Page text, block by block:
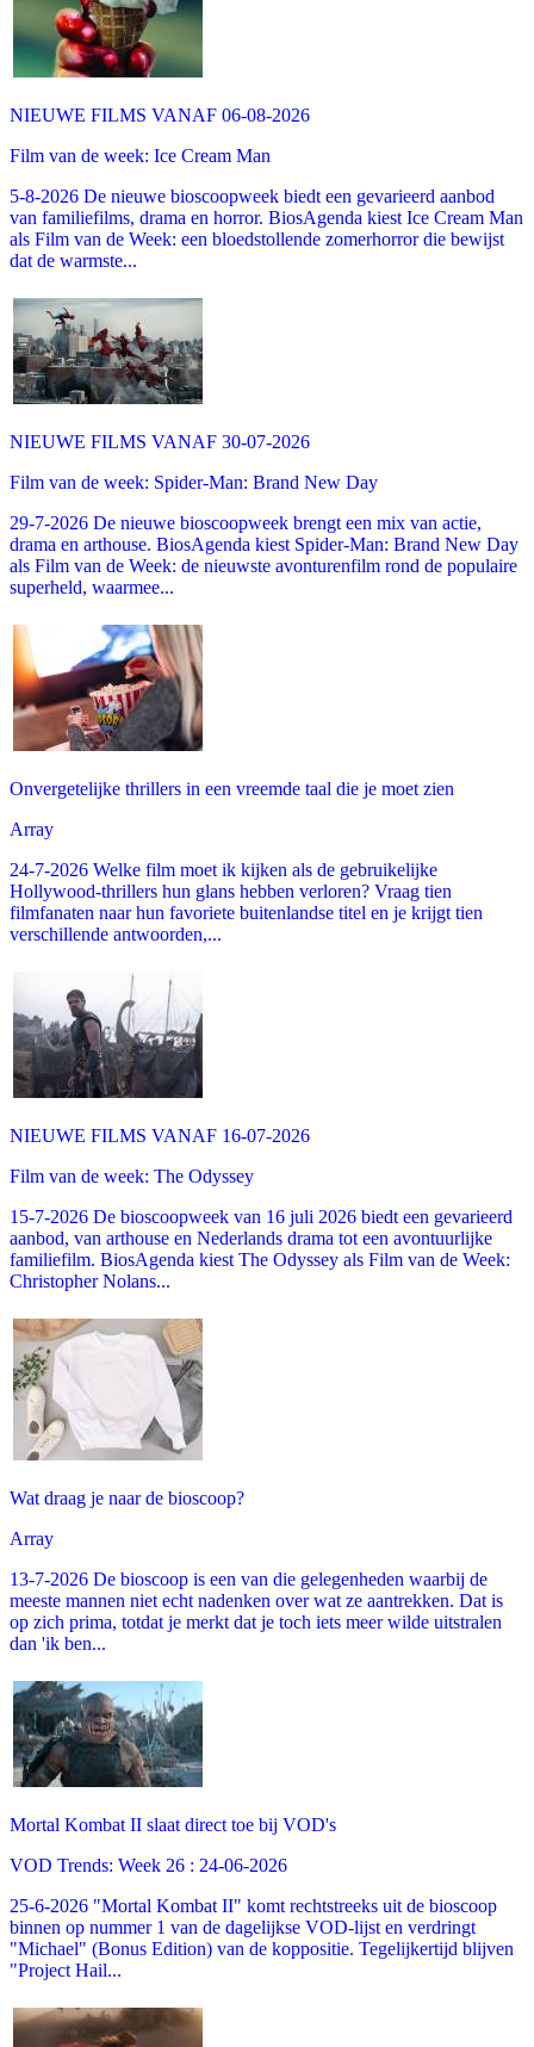
NIEUWE FILMS VANAF 06-08-2026
Film van de week: Ice Cream Man
5-8-2026 De nieuwe bioscoopweek biedt een gevarieerd aanbod
van familiefilms, drama en horror. BiosAgenda kiest Ice Cream Man
als Film van de Week: een bloedstollende zomerhorror die bewijst
dat de warmste...
NIEUWE FILMS VANAF 30-07-2026
Film van de week: Spider-Man: Brand New Day
29-7-2026 De nieuwe bioscoopweek brengt een mix van actie,
drama en arthouse. BiosAgenda kiest Spider-Man: Brand New Day
als Film van de Week: de nieuwste avonturenfilm rond de populaire
superheld, waarmee...
Onvergetelijke thrillers in een vreemde taal die je moet zien
Array
24-7-2026 Welke film moet ik kijken als de gebruikelijke
Hollywood-thrillers hun glans hebben verloren? Vraag tien
filmfanaten naar hun favoriete buitenlandse titel en je krijgt tien
verschillende antwoorden,...
NIEUWE FILMS VANAF 16-07-2026
Film van de week: The Odyssey
15-7-2026 De bioscoopweek van 16 juli 2026 biedt een gevarieerd
aanbod, van arthouse en Nederlands drama tot een avontuurlijke
familiefilm. BiosAgenda kiest The Odyssey als Film van de Week:
Christopher Nolans...
Wat draag je naar de bioscoop?
Array
13-7-2026 De bioscoop is een van die gelegenheden waarbij de
meeste mannen niet echt nadenken over wat ze aantrekken. Dat is
op zich prima, totdat je merkt dat je toch iets meer wilde uitstralen
dan 'ik ben...
Mortal Kombat II slaat direct toe bij VOD's
VOD Trends: Week 26 : 24-06-2026
25-6-2026 "Mortal Kombat II" komt rechtstreeks uit de bioscoop
binnen op nummer 1 van de dagelijkse VOD-lijst en verdringt
"Michael" (Bonus Edition) van de koppositie. Tegelijkertijd blijven
"Project Hail...